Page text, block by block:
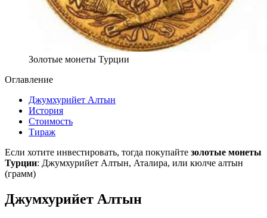
Золотые монеты Турции
Оглавление
Джумхурийет Алтын
История
Стоимость
Тираж
Если хотите инвестировать, тогда покупайте золотые монеты
Турции: Джумхурийет Алтын, Аталира, или кюлче алтын
(грамм)
Джумхурийет Алтын